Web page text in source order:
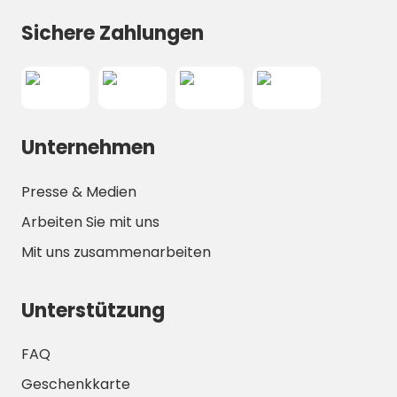
eleganten Außen- und Innenarchitektur. Die
Kirche wurde wahrscheinlich im
Spätmittelalter erbaut und ist heute ein
symbolträchtiges Gebäude für die Stadt.
Konsum) befindet sich ebenfalls in Högsäter.
Färgelanda, eine etwas größere Stadt als
Högsäter. Hier befindet sich Ödeborgs
dalsländischen Gegenständen aus der
vorindustriellen Zeit. In Färgelanda gibt es
von Färgelanda und andere interessante
Dinge zu erkunden, denn es gibt in alle
Sichere Zahlungen
Unternehmen
Presse & Medien
Arbeiten Sie mit uns
Mit uns zusammenarbeiten
Unterstützung
FAQ
Geschenkkarte